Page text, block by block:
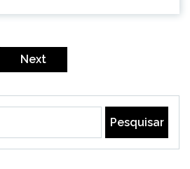
Next